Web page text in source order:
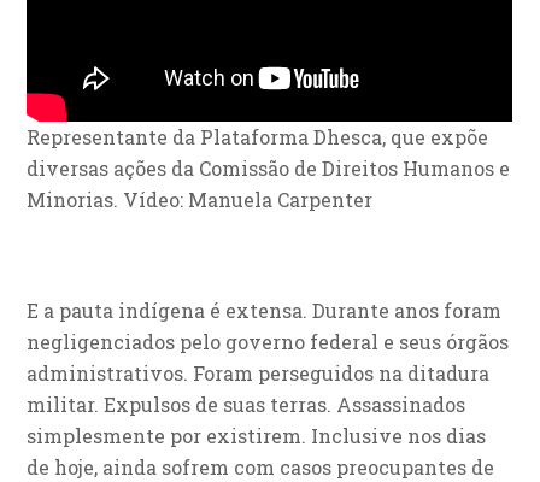
Representante da Plataforma Dhesca, que expõe
diversas ações da Comissão de Direitos Humanos e
Minorias. Vídeo: Manuela Carpenter
E a pauta indígena é extensa. Durante anos foram
negligenciados pelo governo federal e seus órgãos
administrativos. Foram perseguidos na ditadura
militar. Expulsos de suas terras. Assassinados
simplesmente por existirem. Inclusive nos dias
de hoje, ainda sofrem com casos preocupantes de